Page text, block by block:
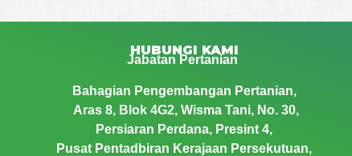
HUBUNGI KAMI
Jabatan Pertanian
Bahagian Pengembangan Pertanian,
Aras 8, Blok 4G2, Wisma Tani, No. 30,
Persiaran Perdana, Presint 4,
Pusat Pentadbiran Kerajaan Persekutuan,